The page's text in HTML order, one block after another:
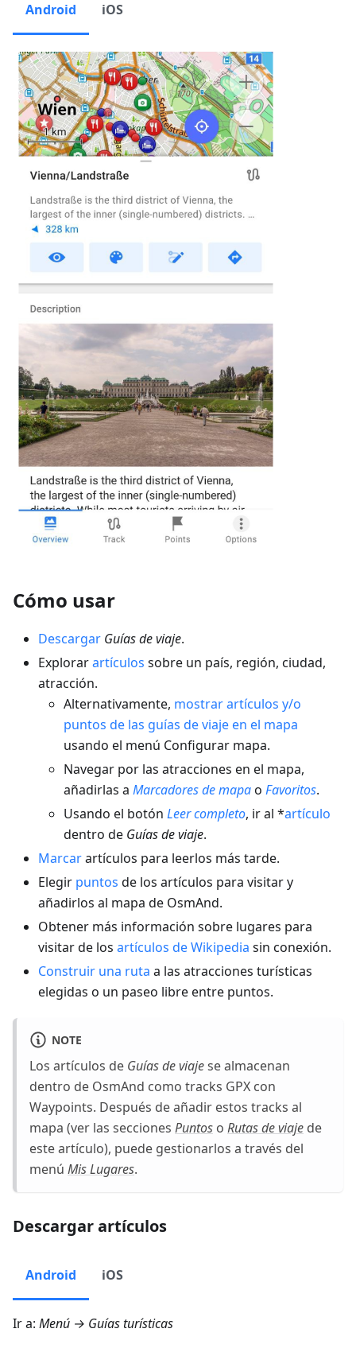
Android iOS
Cómo usar
Descargar Guías de viaje.
Explorarartículos sobre un país, región, ciudad,
atracción.
Alternativamente, mostrar artículos y/o
puntos de las guías de viaje en el mapa
usando el menú Configurar mapa.
Navegar por las atracciones en el mapa,
añadirlas a Marcadores de mapao Favoritos.
Usando el botón Leer completo, ir al *artículo
dentro de Guías de viaje.
Marcarartículos para leerlos más tarde.
Elegir puntos de los artículos para visitar y
añadirlos al mapa de OsmAnd.
Obtener más información sobre lugares para
visitar de los artículos de Wikipedia sin conexión.
Construir una ruta a las atracciones turísticas
elegidas o un paseo libre entre puntos.
NOTE
Los artículos de Guías de viajese almacenan
dentro de OsmAnd como tracks GPX con
Waypoints. Después de añadir estos tracks al
mapa (ver las secciones Puntos o Rutas de viaje de
este artículo), puede gestionarlos a través del
menú Mis Lugares.
Descargar artículos
Android iOS
Ir a: Menú → Guías turísticas